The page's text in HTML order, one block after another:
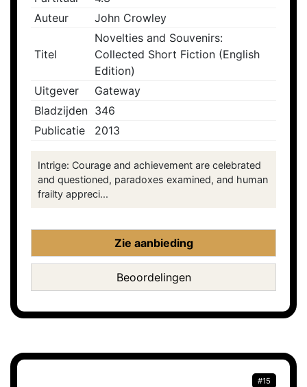
Auteur
John Crowley
Titel
Novelties and Souvenirs:
Collected Short Fiction (English
Edition)
Uitgever
Gateway
Bladzijden 346
Publicatie
2013
Intrige: Courage and achievement are celebrated
and questioned, paradoxes examined, and human
frailty appreci...
Zie aanbieding
Beoordelingen
#15